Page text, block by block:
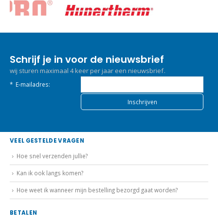
Schrijf je in voor de nieuwsbrief
wij sturen maximaal 4 keer per jaar een nieuwsbrief.
* E-mailadres:
VEEL GESTELDE VRAGEN
Hoe snel verzenden jullie?
Kan ik ook langs komen?
Hoe weet ik wanneer mijn bestelling bezorgd gaat worden?
BETALEN